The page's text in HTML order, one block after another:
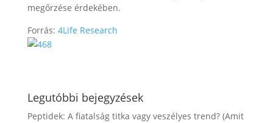
megőrzése érdekében.
Forrás: 4Life Research
Legutóbbi bejegyzések
Peptidek: A fiatalság titka vagy veszélyes trend? (Amit